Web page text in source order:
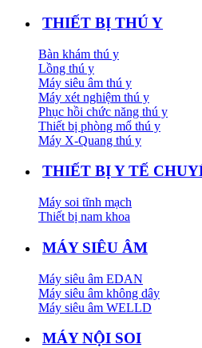
THIẾT BỊ THÚ Y
Bàn khám thú y
Lồng thú y
Máy siêu âm thú y
Máy xét nghiệm thú y
Phục hồi chức năng thú y
Thiết bị phòng mổ thú y
Máy X-Quang thú y
THIẾT BỊ Y TẾ
Máy soi tĩnh mạch
Thiết bị nam khoa
MÁY SIÊU ÂM
Máy siêu âm EDAN
Máy siêu âm không dây
Máy siêu âm WELLD
MÁY NỘI SOI